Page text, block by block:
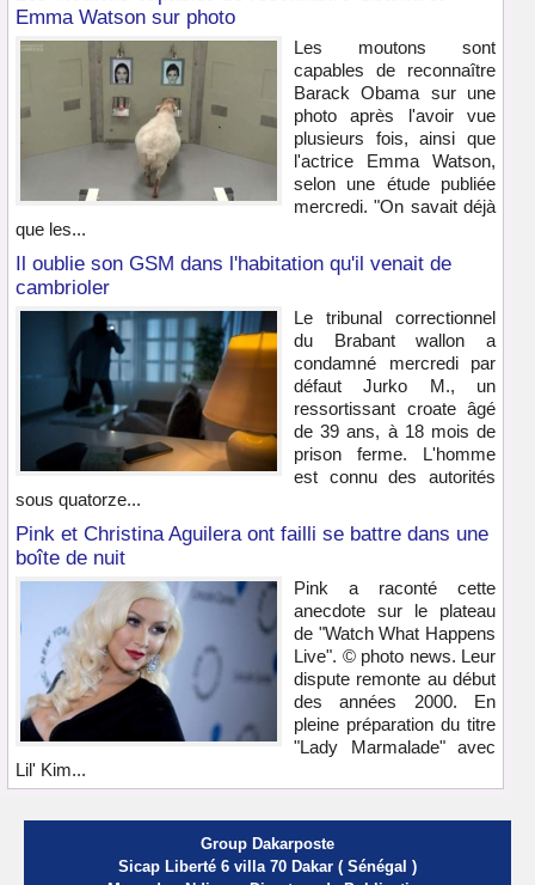
Emma Watson sur photo
Les moutons sont
capables de reconnaître
Barack Obama sur une
photo après l'avoir vue
plusieurs fois, ainsi que
l'actrice Emma Watson,
selon une étude publiée
mercredi. "On savait déjà
que les...
Il oublie son GSM dans l'habitation qu'il venait de
cambrioler
Le tribunal correctionnel
du Brabant wallon a
condamné mercredi par
défaut Jurko M., un
ressortissant croate âgé
de 39 ans, à 18 mois de
prison ferme. L'homme
est connu des autorités
sous quatorze...
Pink et Christina Aguilera ont failli se battre dans une
boîte de nuit
Pink a raconté cette
anecdote sur le plateau
de "Watch What Happens
Live". © photo news. Leur
dispute remonte au début
des années 2000. En
pleine préparation du titre
"Lady Marmalade" avec
Lil' Kim...
Group Dakarposte
Sicap Liberté 6 villa 70 Dakar ( Sénégal )